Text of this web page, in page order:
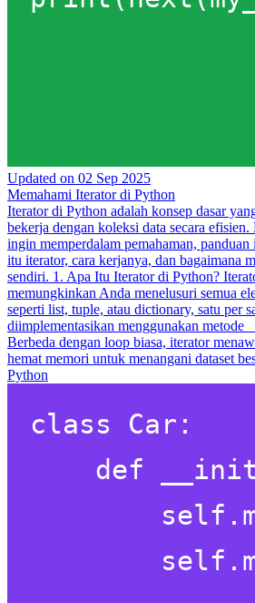
Updated on 02 Sep 2025
Memahami Iterator di Python
Iterator di Python adalah konsep dasar
bekerja dengan koleksi data secara
ingin memperdalam pemahaman, panduan
itu iterator, cara kerjanya, dan bagaimana
sendiri. 1. Apa Itu Iterator di Python?
memungkinkan Anda menelusuri semua
seperti list, tuple, atau dictionary, satu per
diimplementasikan menggunakan metode
Berbeda dengan loop biasa, iterator
hemat memori untuk menangani dataset
Python